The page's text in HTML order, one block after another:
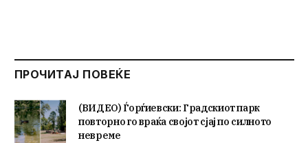
ПРОЧИТАЈ ПОВЕЌЕ
(ВИДЕО) Ѓорѓиевски: Градскиот парк
повторно го враќа својот сјај по силното
невреме